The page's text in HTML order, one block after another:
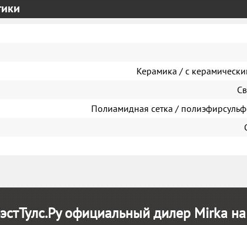
Керамика / с
Полиамидная сетка /
официальный дилер Mirka